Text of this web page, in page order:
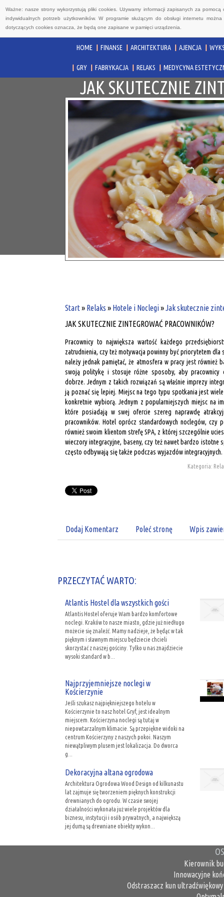
Ważne: nasze strony wykorzystują pliki cookies. Używamy informacji zapisanych za
indywidualnych potrzeb użytkowników. W programie służącym do obsługi internetu
dotyczących cookies oznacza, że będą one zapisane w pamięci urządzenia.
HOME FINANSE ARCHITEKTURA AJENCJA
GRY FABRYKACJA RELAKS MEDYCYNA
JAK SKUTECZNIE
Start» Relaks » Hotele i Noclegi»Jak skutecznie
JAK SKUTECZNIE ZINTEGROWAĆ PRACOWNIKÓW?
Pracownicy to największa wartość każdego
zatrudnienia, czy też motywacja powinny być priorytetem dla
należy jednak pamiętać, że atmosfera w pracy jest również
swoją politykę i stosuje różne sposoby, aby pracownicy
dobrze. Jednym z takich rozwiązań są właśnie imprezy
ją poznać się lepiej. Miejsc na tego typu spotkania jest
konkretnie wybiorą. Jednym z popularniejszych miejsc na
które posiadają w swej ofercie szereg naprawdę
pracowników. Hotel oprócz standardowych noclegów, czy
również swoim klientom strefę SPA, z której szczególnie
wieczory integracyjne, baseny, czy też nawet bardzo istotne
często odbywają się także podczas wyjazdów integracyjnych.
Kategoria:
Dodaj Komentarz Poleć stronę Wpis
PRZECZYTAĆ WARTO:
Atlantis Hostel dla wszystkich gości
Atlantis Hostel oferuje Wam bardzo komfortowe
noclegi. Kraków to nasze miasto, gdzie już niedługo
możecie się znaleźć. Mamy nadzieje, że będąc w tak
pięknym i sławnym miejscu będziecie chcieli
skorzystać z naszej gościny. Tylko u nas znajdziecie
wysoki standard w b...
Najprzyjemniejsze noclegi w
Kościerzynie
Jeśli szukasz najpiękniejszego hotelu w
Kościerzynie to nasz hotel Gryf, jest idealnym
miejscem. Kościerzyna noclegi są tutaj w
niepowtarzalnym klimacie. Są przepiękne widoki na
centrum Kościerzyny z naszych pokoi. Naszym
niewątpliwym plusem jest lokalizacja. Do dworca
g...
Dekoracyjna altana ogrodowa
Architektura Ogrodowa Wood Design od kilkunastu
lat zajmuje się tworzeniem pięknych konstrukcji
drewnianych do ogrodu. W czasie swojej
działalności wykonała już wiele projektów dla
biznesu, instytucji i osób prywatnych, a największą
jej dumą są drewniane obiekty wykon...
Kierownik
Innowacyjne
Odstraszacz kun